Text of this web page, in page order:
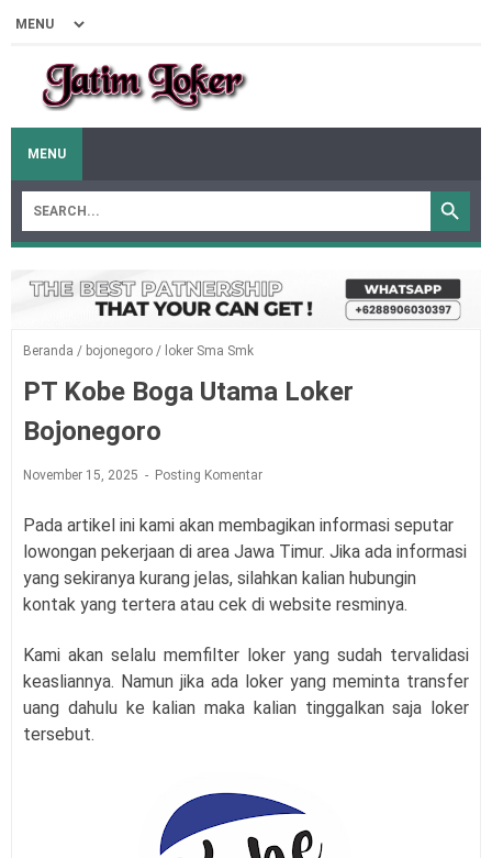
MENU
Beranda / bojonegoro / loker Sma Smk
PT Kobe Boga Utama Loker
Bojonegoro
November 15, 2025 Posting Komentar
Pada artikel ini kami akan membagikan informasi seputar
lowongan pekerjaan di area Jawa Timur. Jika ada informasi
yang sekiranya kurang jelas, silahkan kalian hubungin
kontak yang tertera atau cek di website resminya.
Kami akan selalu memfilter loker yang sudah tervalidasi
keasliannya. Namun jika ada loker yang meminta transfer
uang dahulu ke kalian maka kalian tinggalkan saja loker
tersebut.